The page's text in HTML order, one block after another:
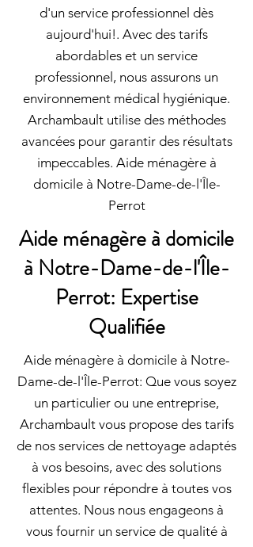
d'un service professionnel dès
aujourd'hui!. Avec des tarifs
abordables et un service
professionnel, nous assurons un
environnement médical hygiénique.
Archambault utilise des méthodes
avancées pour garantir des résultats
impeccables. Aide ménagère à
domicile à Notre-Dame-de-l'Île-
Perrot
Aide ménagère à domicile
à Notre-Dame-de-l'Île-
Perrot: Expertise
Qualifiée
Aide ménagère à domicile à Notre-
Dame-de-l'Île-Perrot: Que vous soyez
un particulier ou une entreprise,
Archambault vous propose des tarifs
de nos services de nettoyage adaptés
à vos besoins, avec des solutions
flexibles pour répondre à toutes vos
attentes. Nous nous engageons à
vous fournir un service de qualité à